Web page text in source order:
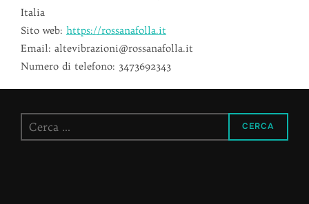
Italia
Sito web: https://rossanafolla.it
Email: altevibrazioni@rossanafolla.it
Numero di telefono: 3473692343
Cerca
per:
CERCA